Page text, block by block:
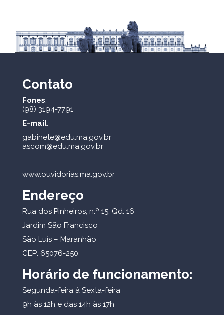
Contato
Fones:
(98) 3194-7791
E-mail:
gabinete@edu.ma.gov.br
ascom@edu.ma.gov.br
www.ouvidorias.ma.gov.br
Endereço
Rua dos Pinheiros, n.º 15, Qd. 16
Jardim São Francisco
São Luís – Maranhão
CEP: 65076-250
Horário de funcionamento:
Segunda-feira à Sexta-feira
9h às 12h e das 14h às 17h